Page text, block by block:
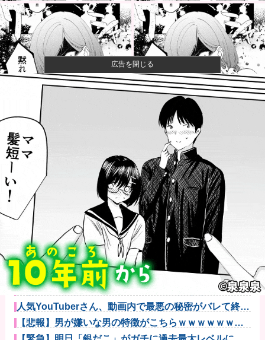
【画像】漫画家・桂正和、最新のパンツ＆お尻のイラ
スト投稿にネ...
【悲報】ショートスリーパー堀さん、対面で高須幹弥
にブチギレる...
【衝撃】きゃりーぱみゅぱみゅ 本名をさらりと告白
【画像】山ガールさん、山でラーメンを食べたらおじ
さんに怒られ...
カープ秋山、2度目の海外FA権取得！｢それくらいの年
齢までや...
甲子園熱中症問題、余ってる地方球場で夜試合するだ
けで解決ｗｗ...
ウィリアムズのサインツ、将来について決断できず
「分からない」...
【BBC】AI使い全く新しいウイルス16種類の全遺伝情
報設計...
デスノートの主人公がお前らだった時にありがちなこ
とｗｗｗｗｗ...
X民「Grok、俺のアカウントで一番気持ち悪いポスト
を教えて...
人気YouTuberさん、動画内で最悪の秘密がバレて終わ
る・...
【悲報】男が嫌いな男の特徴がこちらｗｗｗｗｗｗｗ
ｗｗｗ
広告を閉じる